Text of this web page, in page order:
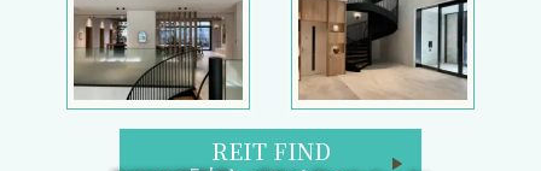
REIT FIND